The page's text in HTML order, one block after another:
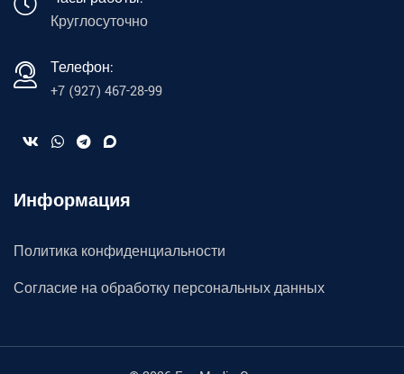
Круглосуточно
Телефон:
+7 (927) 467-28-99
Информация
Политика конфиденциальности
Согласие на обработку персональных данных